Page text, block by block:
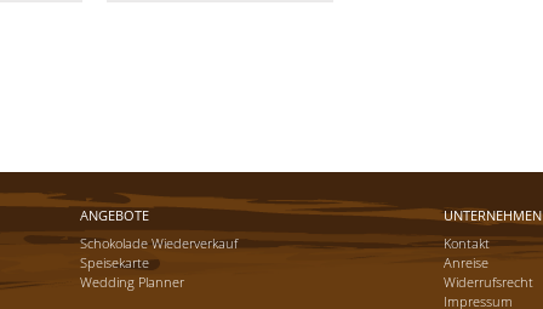
ANGEBOTE
Schokolade Wiederverkauf
Speisekarte
Wedding Planner
UNTERNEHMEN
Kontakt
Anreise
Widerrufsrecht
Impressum